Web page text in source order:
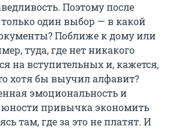
Поэтому после
один выбор — в какой
Поближе к дому или
туда, где нет никакого
на вступительных и, кажется,
хотя бы выучил алфавит?
эмоциональность и
юности привычка экономить
там, где за это не платят. И